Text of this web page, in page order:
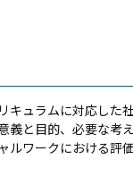
キュラムに対応した
義と目的、必要な考
ルワークにおける評